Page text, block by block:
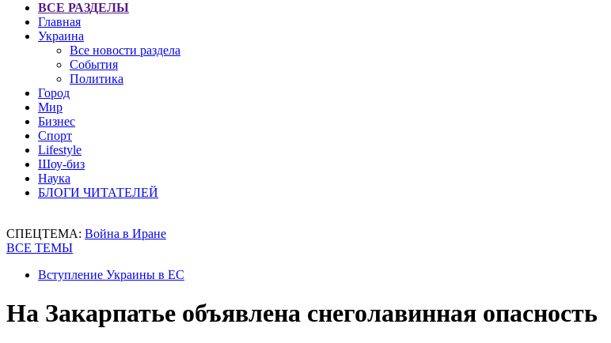
ВСЕ РАЗДЕЛЫ
Главная
Украина
Все новости раздела
События
Политика
Город
Мир
Бизнес
Спорт
Lifestyle
Шоу-биз
Наука
БЛОГИ ЧИТАТЕЛЕЙ
СПЕЦТЕМА: Война в Иране
ВСЕ ТЕМЫ
Вступление Украины в ЕС
На Закарпатье объявлена снеголавинная опасность